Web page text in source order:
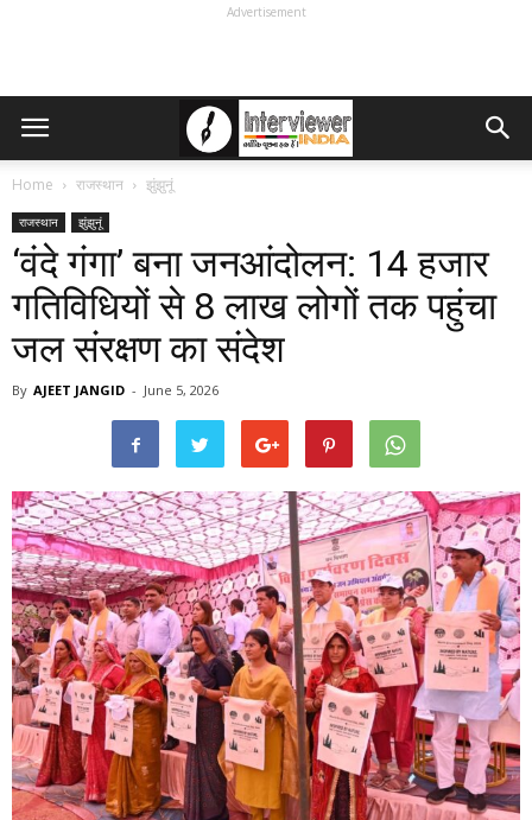
Advertisement
Home राजस्थान झुंझुनूं
राजस्थान झुंझुनूं
‘वंदे गंगा’ बना जनआंदोलन: 14 हजार
गतिविधियों से 8 लाख लोगों तक पहुंचा
जल संरक्षण का संदेश
By AJEET JANGID - June 5, 2026